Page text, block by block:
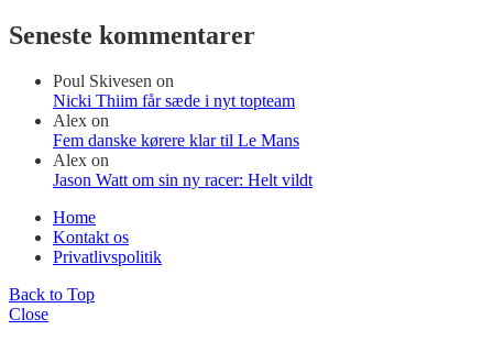
Seneste kommentarer
Poul Skivesen on
Nicki Thiim får sæde i nyt topteam
Alex on
Fem danske kørere klar til Le Mans
Alex on
Jason Watt om sin ny racer: Helt vildt
Home
Kontakt os
Privatlivspolitik
Back to Top
Close